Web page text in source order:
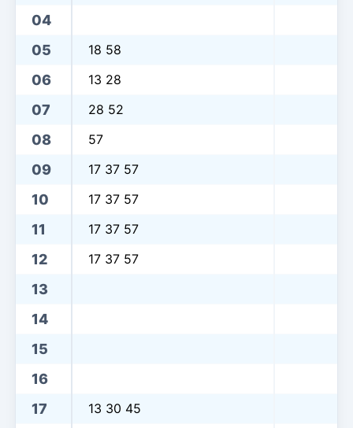
04
05
18 58
06 13 28
07 28 52
08 57
09 17 37 57
10 17 37 57
11 17 37 57
12 17 37 57
13
14
15
16
17
13 30 45